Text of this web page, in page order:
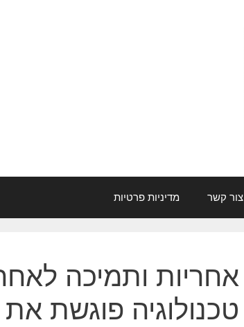
צור קשר מדיניות פרטיות
אחריות ותמיכה
טכנולוגיה פוגשת